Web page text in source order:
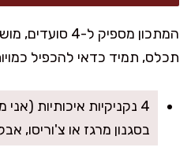
המתכון מספיק ל-
תכלס, תמיד כדאי להכפיל
4 נקניקיות איכותיות
בסגנון מרגז או צ'וריסו,